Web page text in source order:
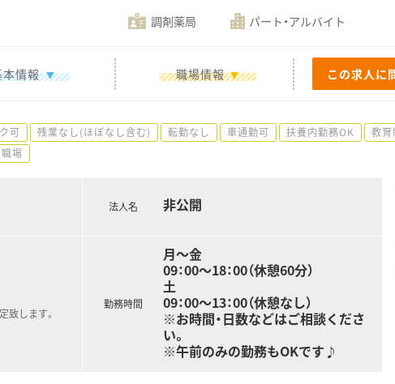
調剤薬局 パート・アルバイト
本情報 職場情報 この求人に
可 残業なし(ほぼなし含む) 転勤なし 車通勤可 扶養内勤務OK 教育
場
致します。
法人名 非公開
勤務時間
月～金
09：00～18：00（休憩60分）
土
09：00～13：00（休憩なし）
※お時間・日数などはご相談くださ
い。
※午前のみの勤務もOKです♪